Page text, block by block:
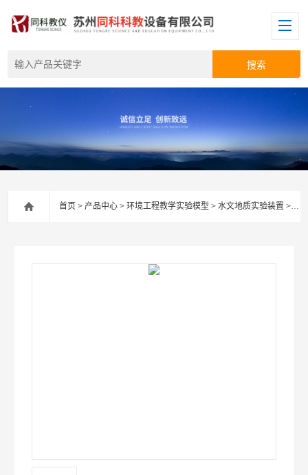
首页 >产品中心 >环境工程教学实验模型 >水文地质实验装置 > TKDZ-S148双帷幕绕坝渗流演示仪